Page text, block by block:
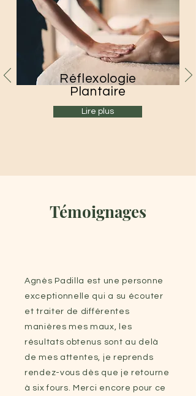
Réflexologie
Plantaire
Lire plus
Témoignages
Agnès Padilla est une personne
exceptionnelle qui a su écouter
et traiter de différentes
manières mes maux, les
résultats obtenus sont au delà
de mes attentes, je reprends
rendez-vous dès que je retourne
à six fours. Merci encore pour ce